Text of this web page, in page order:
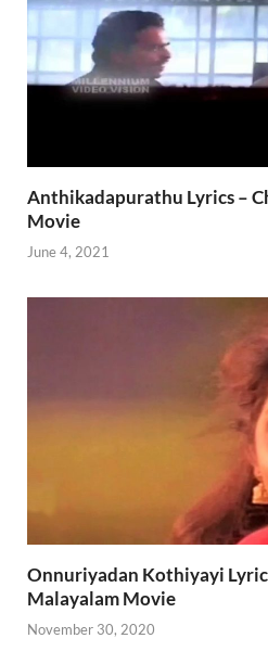
Anthikadapurathu Lyrics –
Movie
June 4, 2021
Onnuriyadan Kothiyayi
Malayalam Movie
November 30, 2020